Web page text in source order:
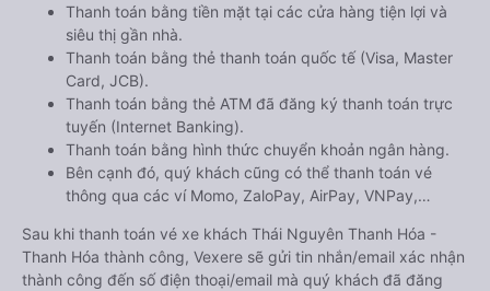
Thanh toán bằng tiền mặt tại các cửa hàng tiện lợi và
siêu thị gần nhà.
Thanh toán bằng thẻ thanh toán quốc tế (Visa, Master
Card, JCB).
Thanh toán bằng thẻ ATM đã đăng ký thanh toán trực
tuyến (Internet Banking).
Thanh toán bằng hình thức chuyển khoản ngân hàng.
Bên cạnh đó, quý khách cũng có thể thanh toán vé
thông qua các ví Momo, ZaloPay, AirPay, VNPay,…
Sau khi thanh toán vé xe khách Thái Nguyên Thanh Hóa -
Thanh Hóa thành công, Vexere sẽ gửi tin nhắn/email xác nhận
thành công đến số điện thoại/email mà quý khách đã đăng